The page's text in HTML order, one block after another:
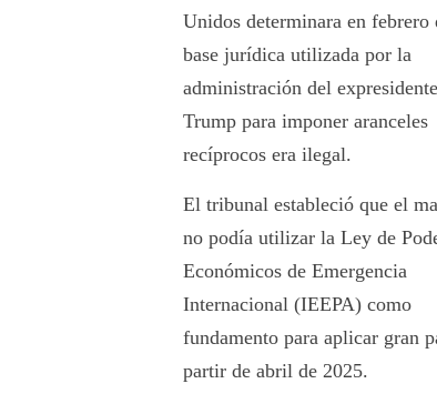
Unidos determinara en febrero
base jurídica utilizada por la
administración del
Trump para imponer aranceles
recíprocos era ilegal.
El tribunal estableció que el
no podía utilizar la Ley de
Económicos de Emergencia
Internacional (IEEPA) como
fundamento para aplicar gran
partir de abril de 2025.